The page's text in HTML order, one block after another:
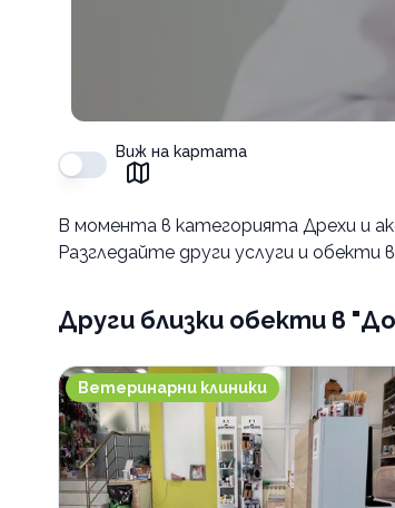
Виж на картата
В момента в категорията Дрехи и
Разгледайте други услуги и обекти
Други близки обекти в
Ветеринарна клиника Джулайвет
Ветеринарни клиники